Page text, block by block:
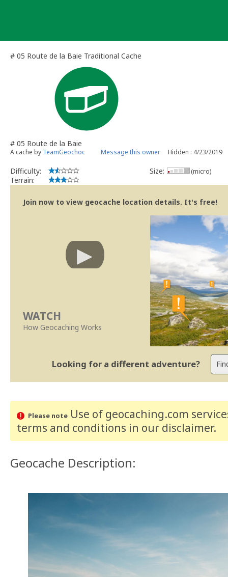
# 05 Route de la Baie Traditional Cache
# 05 Route de la Baie
A cache by TeamGeochoc Message this owner Hidden : 4/23/2019
Difficulty:
Terrain:
Size: (micro)
Join now to view geocache location details. It's free!
WATCH
How Geocaching Works
Looking for a different adventure?
Please noteUse of geocaching.com
terms and conditions in our disclaimer.
Geocache Description: